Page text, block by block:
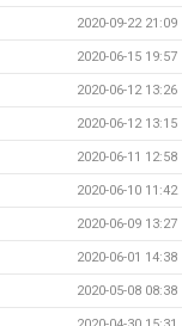
2020-09-22 21:09
2020-06-15 19:57
2020-06-12 13:26
2020-06-12 13:15
2020-06-11 12:58
2020-06-10 11:42
2020-06-09 13:27
2020-06-01 14:38
2020-05-08 08:38